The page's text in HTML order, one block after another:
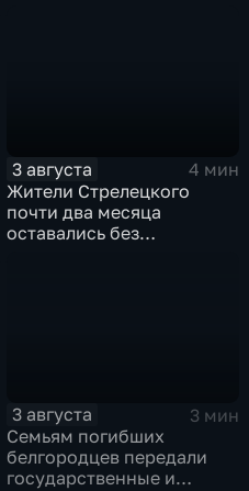
3 августа
4 мин
Жители Стрелецкого
почти два месяца
оставались без
3 августа
3 мин
Семьям погибших
белгородцев передали
государственные и